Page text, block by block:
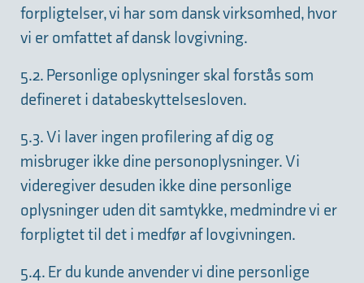
forpligtelser, vi har som dansk virksomhed, hvor
vi er omfattet af dansk lovgivning.
5.2. Personlige oplysninger skal forstås som
defineret i databeskyttelsesloven.
5.3. Vi laver ingen profilering af dig og
misbruger ikke dine personoplysninger. Vi
videregiver desuden ikke dine personlige
oplysninger uden dit samtykke, medmindre vi er
forpligtet til det i medfør af lovgivningen.
5.4. Er du kunde anvender vi dine personlige